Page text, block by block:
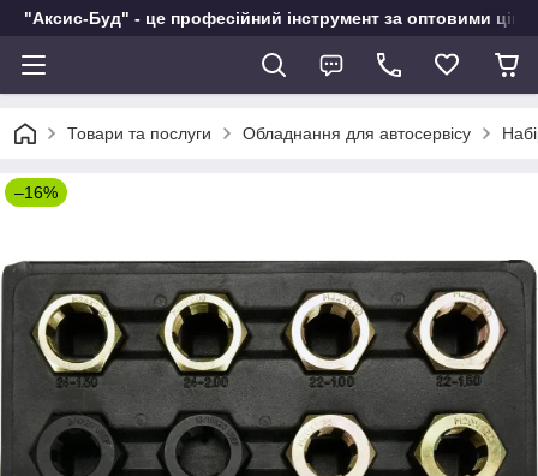
"Аксис-Буд" - це професійний інструмент за оптовими
Товари та послуги Обладнання для автосервісу
–16%